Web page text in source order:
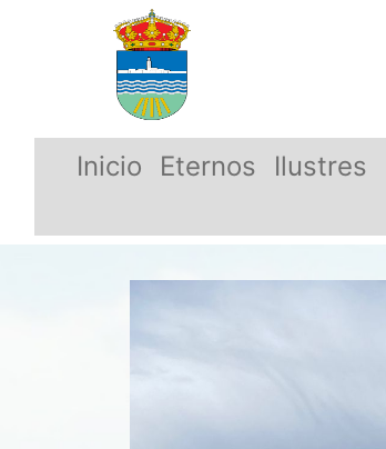
Inicio Eternos Ilustres